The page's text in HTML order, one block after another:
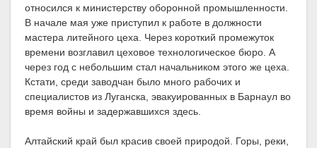
относился к министерству оборонной промышленности.
В начале мая уже приступил к работе в должности
мастера литейного цеха. Через короткий промежуток
времени возглавил цеховое технологическое бюро. А
через год с небольшим стал начальником этого же цеха.
Кстати, среди заводчан было много рабочих и
специалистов из Луганска, эвакуированных в Барнаул во
время войны и задержавшихся здесь.
Алтайский край был красив своей природой. Горы, реки,